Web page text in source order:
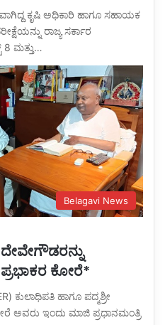
ಕೃಷಿ ಅಧಿಕಾರಿ ಹಾಗೂ ಸಹಾಯಕ
ರಾಜ್ಯ ಸರ್ಕಾರ
8 ಮತ್ತು…
Belagavi News
ಕೋರೆ*
ಕುಲಾಧಿಪತಿ ಹಾಗೂ ಪದ್ಮಶ್ರೀ
ಅವರು ಇಂದು ಮಾಜಿ ಪ್ರಧಾನಮಂತ್ರಿ